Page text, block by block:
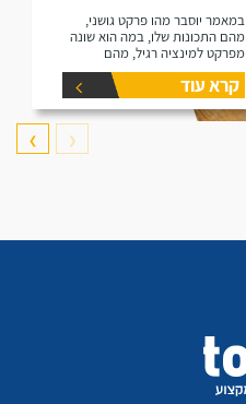
במאמר יוסבר מהו פרקט גושני,
מהם התכונות שלו, במה הוא שונה
מפרקט למינציה רגיל, מהם
היתרונות שלו ומהם החסרונות שלו.
קרא עוד
❮
❯